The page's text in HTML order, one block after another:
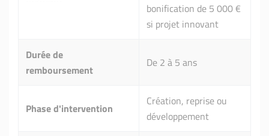
bonification de 5 000 €
si projet innovant
Durée de
remboursement
De 2 à 5 ans
Phase d'intervention
Création, reprise ou
développement